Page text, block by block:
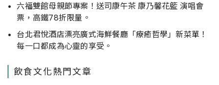
六福雙館母親節專案！送司康午茶 康乃馨花籃 演唱會
票，高鐵78折限量。
台北君悅酒店漂亮廣式海鮮餐廳「療癒哲學」新菜單！
每一口都成為心靈的享受。
飲食文化熱門文章